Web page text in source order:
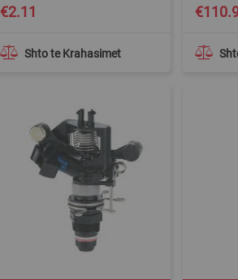
Shto te Krahasimet
€2.11
Special
Price